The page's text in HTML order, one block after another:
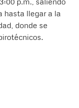
hasta llegar a la
donde se